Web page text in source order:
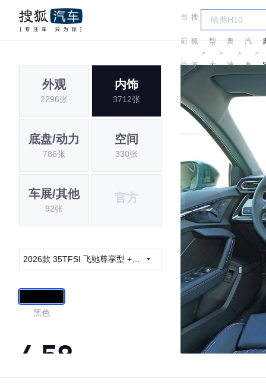
当
前
位
搜
狐
汽
＞
车
型
大
全
＞
奥
迪
＞
汽
奥
＞
外观
2296张
内饰
3712张
底盘/动力
786张
空间
330张
车展/其他
92张
官方
2026款 35TFSI 飞驰尊享型 +豪
黑色
4.58